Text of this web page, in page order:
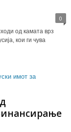
0
од камата врз
кои ги чува